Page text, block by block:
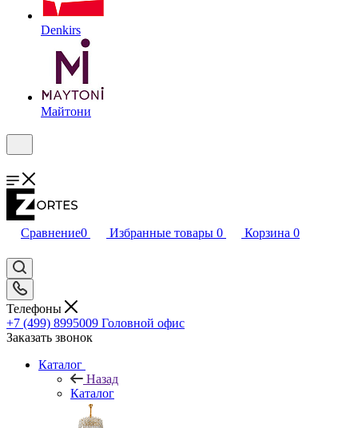
Denkirs
Майтони
Сравнение0 Избранные товары 0 Корзина 0
Телефоны
+7 (499) 8995009 Головной офис
Заказать звонок
Каталог
Назад
Каталог